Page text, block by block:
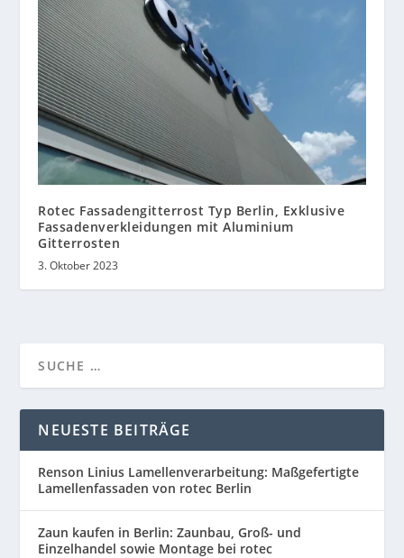
Rotec Fassadengitterrost Typ Berlin, Exklusive
Fassadenverkleidungen mit Aluminium
Gitterrosten
3. Oktober 2023
NEUESTE BEITRÄGE
Renson Linius Lamellenverarbeitung: Maßgefertigte
Lamellenfassaden von rotec Berlin
Zaun kaufen in Berlin: Zaunbau, Groß- und
Einzelhandel sowie Montage bei rotec